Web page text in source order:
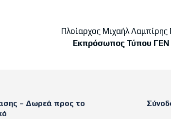
Πλοίαρχος Μιχαήλ Λαμπίρης
Εκπρόσωπος Τύπου ΓΕΝ
– Δωρεά προς το